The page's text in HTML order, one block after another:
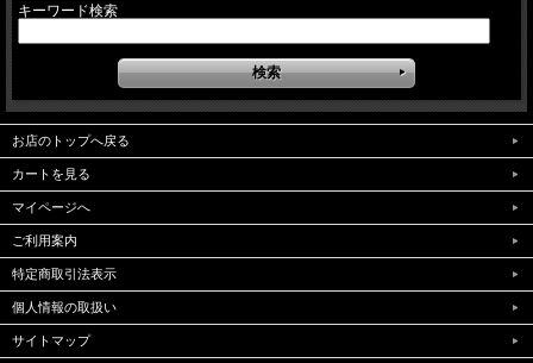
キーワード検索
お店のトップへ戻る
カートを見る
マイページへ
ご利用案内
特定商取引法表示
個人情報の取扱い
サイトマップ